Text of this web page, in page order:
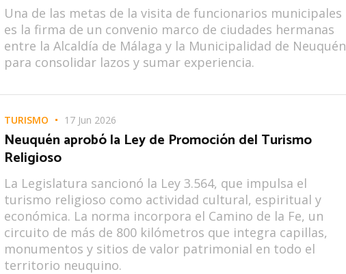
Una de las metas de la visita de funcionarios municipales
es la firma de un convenio marco de ciudades hermanas
entre la Alcaldía de Málaga y la Municipalidad de Neuquén
para consolidar lazos y sumar experiencia.
TURISMO 17 Jun 2026
Neuquén aprobó la Ley de Promoción del Turismo
Religioso
La Legislatura sancionó la Ley 3.564, que impulsa el
turismo religioso como actividad cultural, espiritual y
económica. La norma incorpora el Camino de la Fe, un
circuito de más de 800 kilómetros que integra capillas,
monumentos y sitios de valor patrimonial en todo el
territorio neuquino.